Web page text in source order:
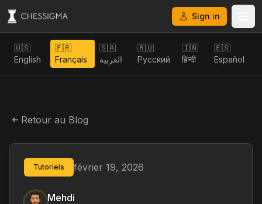
Sign in
🇺🇸
English
🇫🇷
Français
🇸🇦
العربية
🇷🇺
Русский
🇮🇳
हिन्दी
🇪🇸
Español
Retour au Blog
Tutoriels février 19, 2026
Mehdi